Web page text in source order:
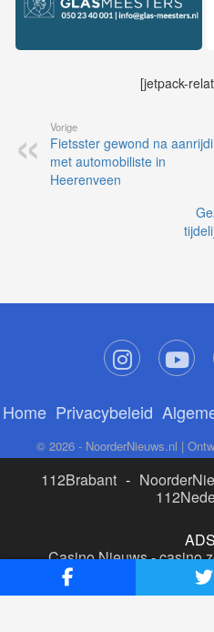
[jetpack-
Vorige
Fietsster gewond na
met automobiliste in
Heerenveen
Home Privacybeleid
© 2026 - NoorderNieuws.nl |
112Brabant -
Casino Nieuws-casino
buitenlandse site
beste